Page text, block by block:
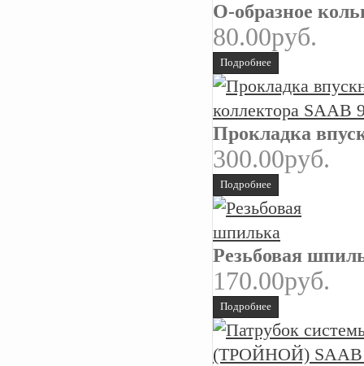
О-образное
80.00руб.
Подробнее
Прокладка
300.00руб.
Подробнее
Резьбовая
170.00руб.
Подробнее